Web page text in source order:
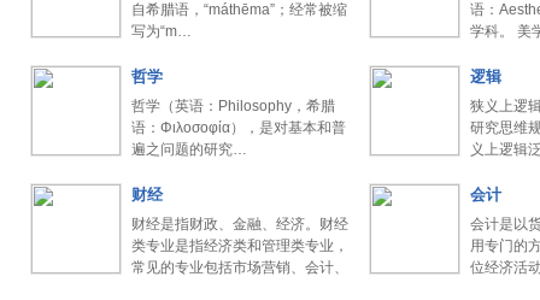
自希腊语，“máthēma”；经常被缩
写为“m…
语：
学科。 美
哲学
哲学（英语：Philosophy，希腊
语：Φιλοσοφία），是对基本和普
遍之问题的研究…
逻辑
狭义上逻
研究思维
义上逻辑
财经
财经是指财政、金融、经济。财经
类专业是指经济类和管理类专业，
常见的专业包括市场营销、会计、
会计
会计是以
用专门的
位经济活